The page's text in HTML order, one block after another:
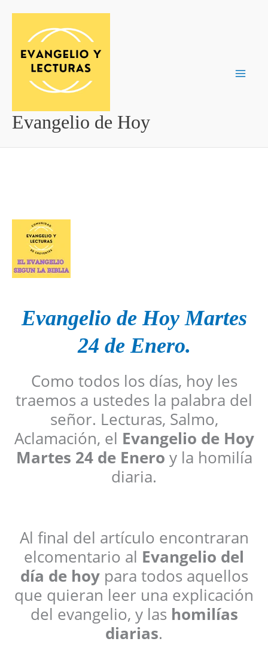
contenido
Evangelio de Hoy
Evangelio de Hoy Martes
24 de Enero.
Como todos los días, hoy les
traemos a ustedes la palabra del
señor. Lecturas, Salmo,
Aclamación, el Evangelio de Hoy
Martes 24 de Enero y la homilía
diaria.
Al final del artículo encontraran
elcomentario al Evangelio del
día de hoypara todos aquellos
que quieran leer una explicación
del evangelio, y las homilías
diarias.